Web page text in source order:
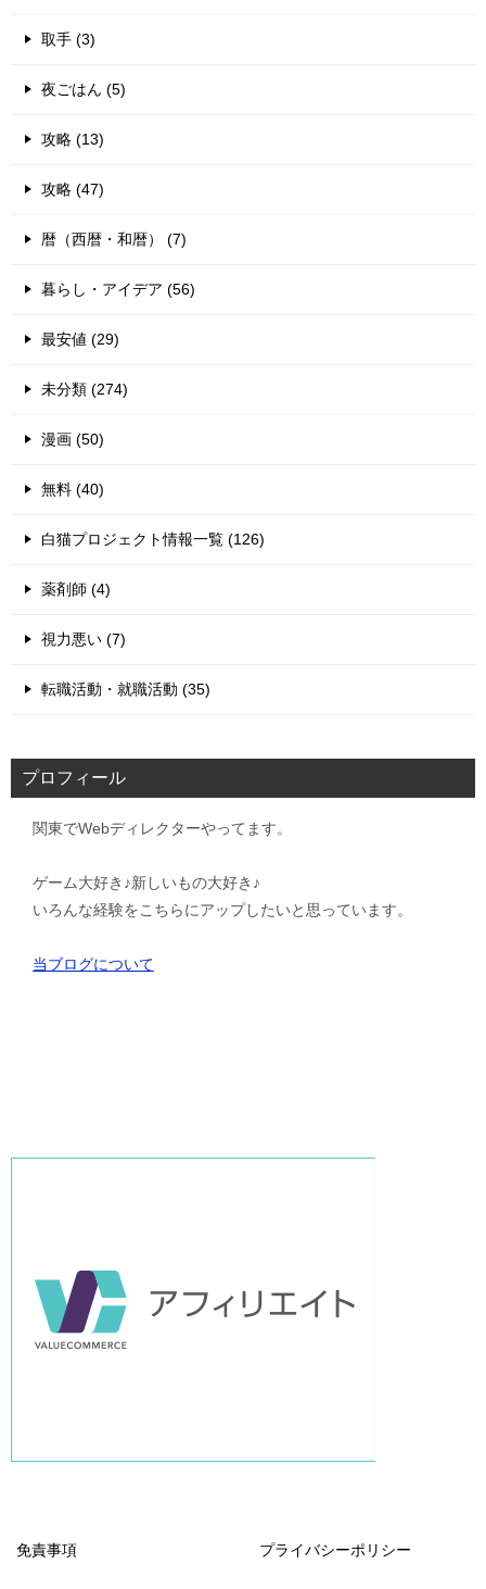
取手 (3)
夜ごはん (5)
攻略 (13)
攻略 (47)
暦（西暦・和暦） (7)
暮らし・アイデア (56)
最安値 (29)
未分類 (274)
漫画 (50)
無料 (40)
白猫プロジェクト情報一覧 (126)
薬剤師 (4)
視力悪い (7)
転職活動・就職活動 (35)
プロフィール
関東でWebディレクターやってます。
ゲーム大好き♪新しいもの大好き♪
いろんな経験をこちらにアップしたいと思っています。
当ブログについて
免責事項 プライバシーポリシー